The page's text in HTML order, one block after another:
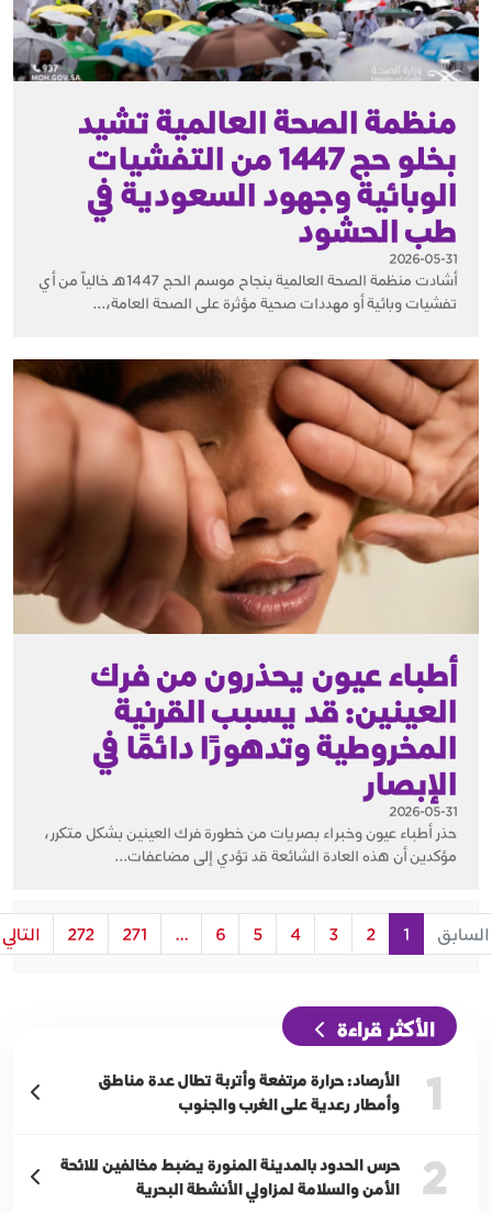
منظمة الصحة العالمية تشيد
بخلو حج 1447 من التفشيات
الوبائية وجهود السعودية في
طب الحشود
2026-05-31
أشادت منظمة الصحة العالمية بنجاح موسم الحج 1447هـ خالياً من أي
تفشيات وبائية أو مهددات صحية مؤثرة على الصحة العامة،...
أطباء عيون يحذرون من فرك
العينين: قد يسبب القرنية
المخروطية وتدهورًا دائمًا في
الإبصار
2026-05-31
حذر أطباء عيون وخبراء بصريات من خطورة فرك العينين بشكل متكرر،
مؤكدين أن هذه العادة الشائعة قد تؤدي إلى مضاعفات...
السابق 1
2
3
4
5
6
...
271
272 التالي
الأكثر قراءة
1
الأرصاد: حرارة مرتفعة وأتربة تطال عدة مناطق
وأمطار رعدية على الغرب والجنوب
2
حرس الحدود بالمدينة المنورة يضبط مخالفين للائحة
الأمن والسلامة لمزاولي الأنشطة البحرية